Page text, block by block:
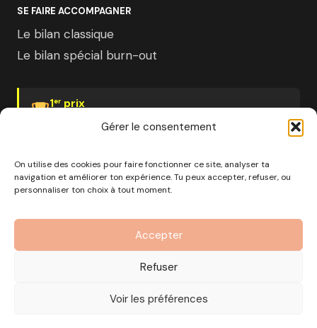
Gérer le consentement
On utilise des cookies pour faire fonctionner ce site, analyser ta
navigation et améliorer ton expérience. Tu peux accepter, refuser, ou
personnaliser ton choix à tout moment.
Accepter
Refuser
Voir les préférences
SE FAIRE ACCOMPAGNER
Le bilan classique
Le bilan spécial burn-out
1er prix
capital de 1000€ · RCS Marseille · SIRET
890 976 699 00037
OF n°93 13 18812 13 — Enregistré auprès du préfet de la
région Provence-Alpes-Côte d'Azur
Mentions LégalesPolitique de confidentialité